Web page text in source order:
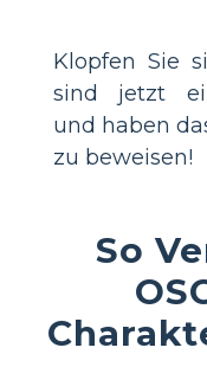
Klopfen Sie
sind jetzt
und haben
zu beweisen!
So